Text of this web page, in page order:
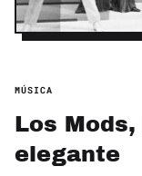
MÚSICA
Los
elegante